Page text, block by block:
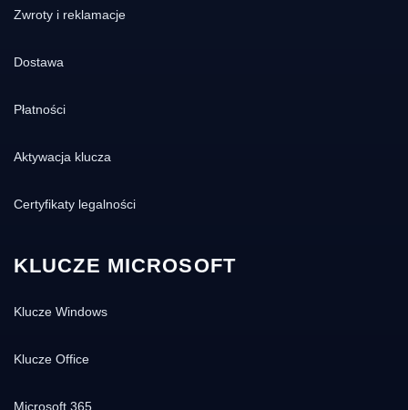
Zwroty i reklamacje
Dostawa
Płatności
Aktywacja klucza
Certyfikaty legalności
KLUCZE MICROSOFT
Klucze Windows
Klucze Office
Microsoft 365